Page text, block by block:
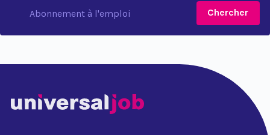
Chercher
Abonnement à l'emploi